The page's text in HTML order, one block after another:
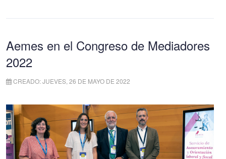
Aemes en el Congreso de Mediadores
2022
CREADO: JUEVES, 26 DE MAYO DE 2022